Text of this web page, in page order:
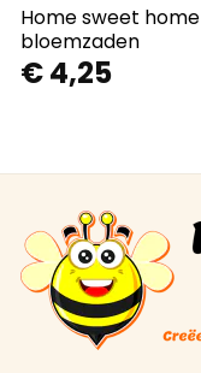
Home sweet home
bloemzaden
€4,25